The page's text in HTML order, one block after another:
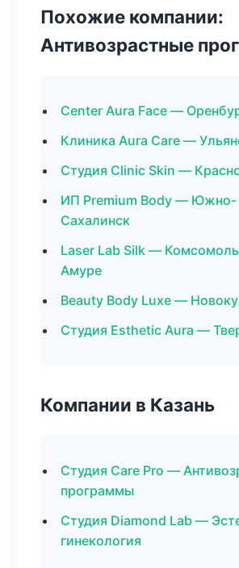
Похожие компании:
Антивозрастные
Center Aura Face —
Клиника Aura Care —
Студия Clinic Skin —
ИП Premium Body — Южно-
Сахалинск
Laser Lab Silk —
Амуре
Beauty Body Luxe —
Студия Esthetic Aura —
Компании в Казань
Студия Care Pro —
программы
Студия Diamond Lab —
гинекология